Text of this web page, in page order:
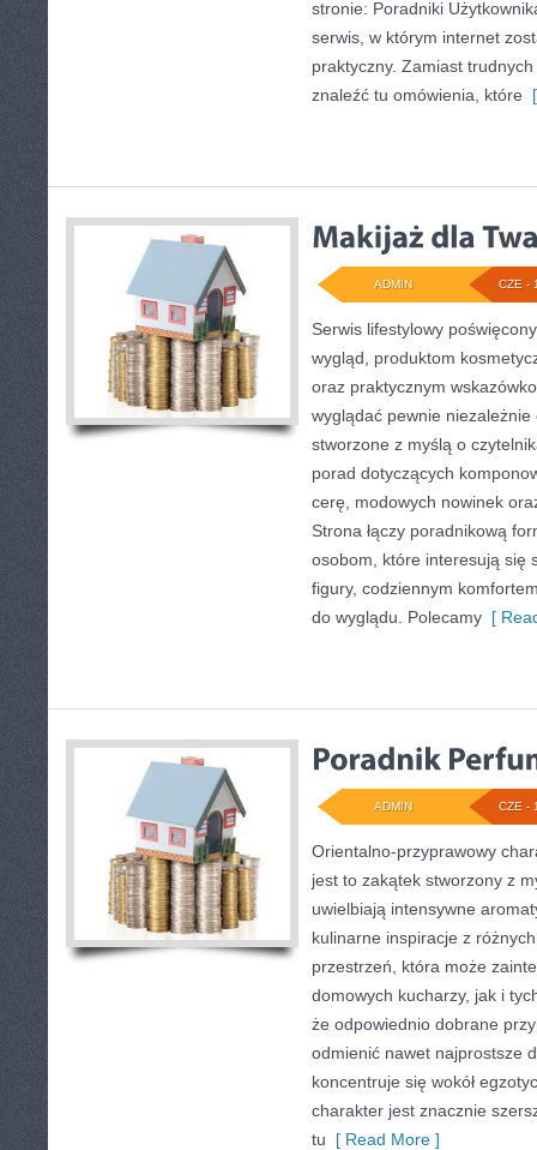
stronie: Poradniki
serwis, w którym internet
praktyczny. Zamiast
znaleźć tu omówienia, które
CZE -
ADMIN
Serwis lifestylowy
wygląd, produktom
oraz praktycznym
wyglądać pewnie
stworzone z myślą o
porad dotyczących
cerę, modowych nowinek
Strona łączy poradnikową
osobom, które interesują się
figury, codziennym
do wyglądu. Polecamy [
CZE -
ADMIN
Orientalno-przyprawowy
jest to zakątek stworzony z
uwielbiają intensywne
kulinarne inspiracje z
przestrzeń, która może
domowych kucharzy, jak i
że odpowiednio dobrane
odmienić nawet najprostsze
koncentruje się wokół
charakter jest znacznie
tu [ Read More ]